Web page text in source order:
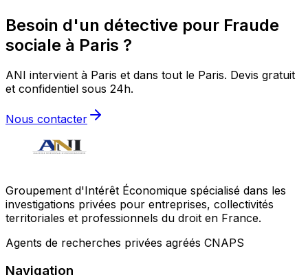
Besoin d'un détective pour Fraude
sociale à Paris ?
ANI intervient à Paris et dans tout le Paris. Devis gratuit
et confidentiel sous 24h.
Nous contacter
Groupement d'Intérêt Économique spécialisé dans les
investigations privées pour entreprises, collectivités
territoriales et professionnels du droit en France.
Agents de recherches privées agréés CNAPS
Navigation